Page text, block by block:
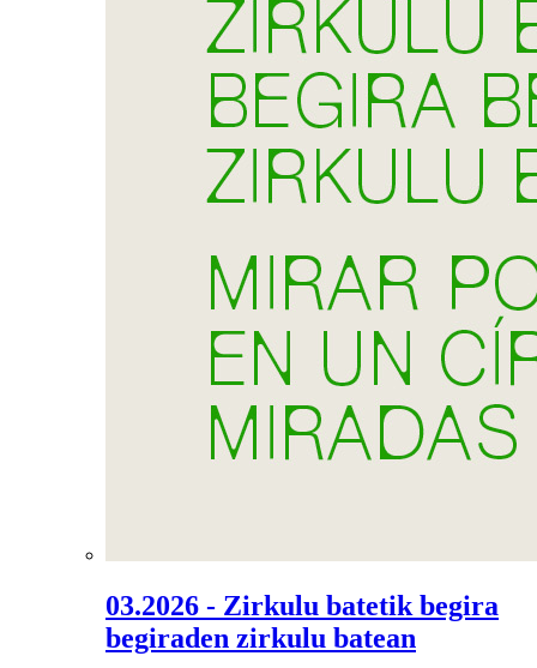
03.2026 - Zirkulu batetik begira
begiraden zirkulu batean